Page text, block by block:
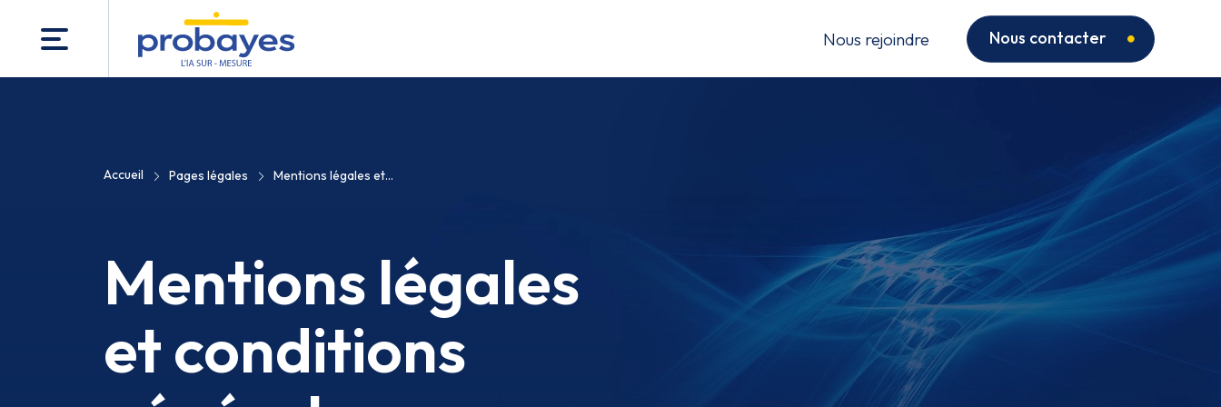
Nous rejoindre Nous contacter
Accueil Pages légales Mentions légales et...
Mentions légales
et conditions